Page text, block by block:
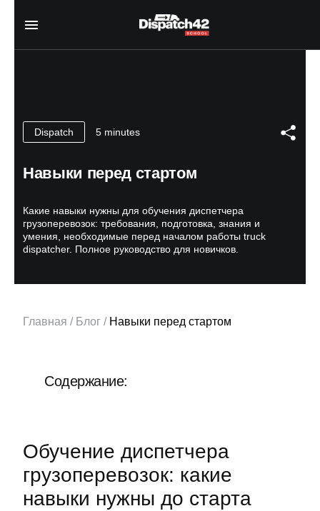
О профессии
Программа курса
Курс Safety Manager
Для кого
Авторы
Сертификат
О нас
Блог
Контакты
Отдел продаж:
Звоните и пишите в любое удобное для
вас время
Dispatch 5 minutes
Навыки перед стартом
Какие навыки нужны для обучения диспетчера
грузоперевозок: требования, подготовка, знания и
умения, необходимые перед началом работы truck
dispatcher. Полное руководство для новичков.
Главная / Блог / Навыки перед стартом
Содержание:
Обучение диспетчера
грузоперевозок: какие
навыки нужны до старта